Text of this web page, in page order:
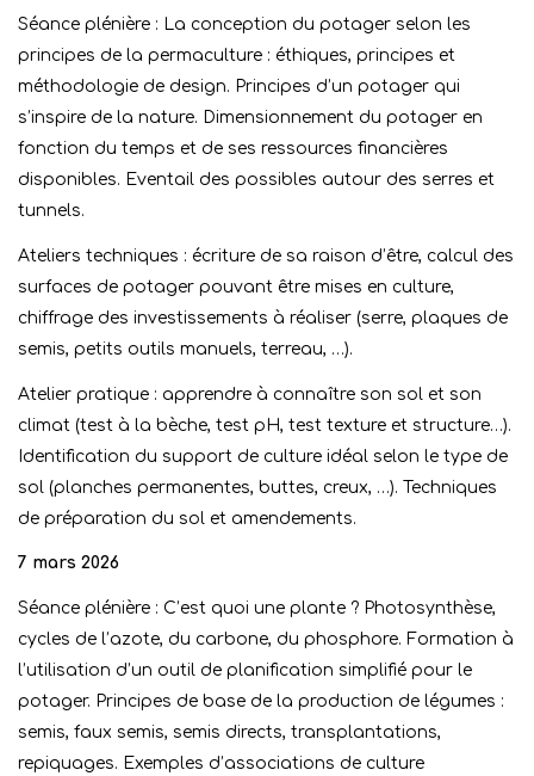
Séance plénière : La conception du potager selon les
principes de la permaculture : éthiques, principes et
méthodologie de design. Principes d’un potager qui
s’inspire de la nature. Dimensionnement du potager en
fonction du temps et de ses ressources financières
disponibles. Eventail des possibles autour des serres et
tunnels.
Ateliers techniques : écriture de sa raison d’être, calcul des
surfaces de potager pouvant être mises en culture,
chiffrage des investissements à réaliser (serre, plaques de
semis, petits outils manuels, terreau, …).
Atelier pratique : apprendre à connaître son sol et son
climat (test à la bèche, test pH, test texture et structure…).
Identification du support de culture idéal selon le type de
sol (planches permanentes, buttes, creux, …). Techniques
de préparation du sol et amendements.
7 mars 2026
Séance plénière : C’est quoi une plante ? Photosynthèse,
cycles de l’azote, du carbone, du phosphore. Formation à
l’utilisation d’un outil de planification simplifié pour le
potager. Principes de base de la production de légumes :
semis, faux semis, semis directs, transplantations,
repiquages. Exemples d’associations de culture